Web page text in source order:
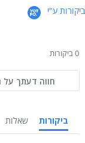
ביקורות ע"י
0 ביקורות
חווה דעתך על
ביקורות שאלות